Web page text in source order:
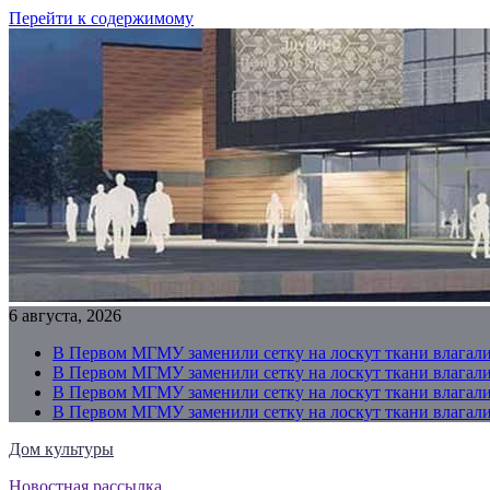
Перейти к содержимому
6 августа, 2026
В Первом МГМУ заменили сетку на лоскут ткани
В Первом МГМУ заменили сетку на лоскут ткани
В Первом МГМУ заменили сетку на лоскут ткани
В Первом МГМУ заменили сетку на лоскут ткани
Дом культуры
Новостная рассылка